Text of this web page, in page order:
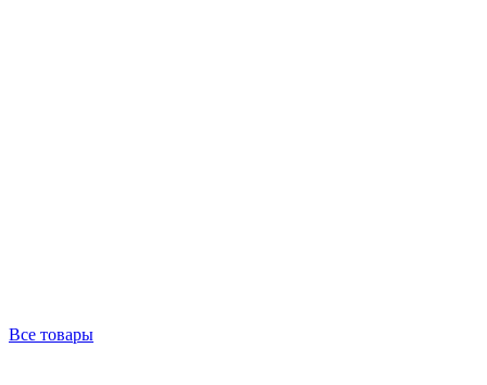
Все товары